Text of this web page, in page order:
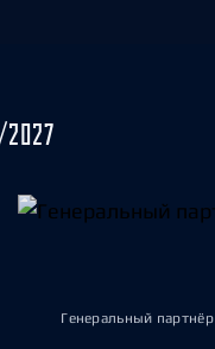
Генеральный партнёр